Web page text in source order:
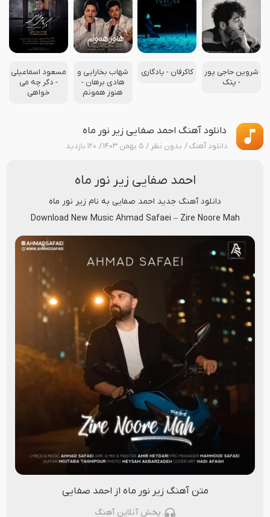
شروین حاجی پور
- پتک
کاکرفان - یادگاری
شهاب بخارایی و
هادی برهان -
هنوز همونم
مسعود اسماعیلی
- دگر چه می
خواهی
دانلود آهنگ احمد صفایی زیر نور ماه
دانلود آهنگ بدون نظر ۵ بهمن ۱۴۰۳ ۱۲۰ بازدید
احمد صفایی زیر نور ماه
دانلود آهنگ جدید احمد صفایی به نام زیر نور ماه
Download New Music Ahmad Safaei – Zire Noore Mah
متن آهنگ زیر نور ماه از احمد صفایی
پخش آنلاین آهنگ